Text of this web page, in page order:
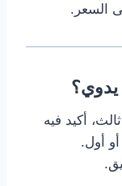
السعر.
أكيد فيه
أول.